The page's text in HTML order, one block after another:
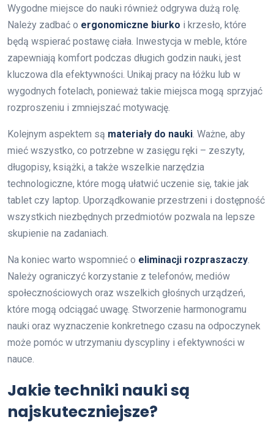
Wygodne miejsce do nauki również odgrywa dużą rolę.
Należy zadbać o ergonomiczne biurko i krzesło, które
będą wspierać postawę ciała. Inwestycja w meble, które
zapewniają komfort podczas długich godzin nauki, jest
kluczowa dla efektywności. Unikaj pracy na łóżku lub w
wygodnych fotelach, ponieważ takie miejsca mogą sprzyjać
rozproszeniu i zmniejszać motywację.
Kolejnym aspektem są materiały do nauki . Ważne, aby
mieć wszystko, co potrzebne w zasięgu ręki – zeszyty,
długopisy, książki, a także wszelkie narzędzia
technologiczne, które mogą ułatwić uczenie się, takie jak
tablet czy laptop. Uporządkowanie przestrzeni i dostępność
wszystkich niezbędnych przedmiotów pozwala na lepsze
skupienie na zadaniach.
Na koniec warto wspomnieć o eliminacji rozpraszaczy
Należy ograniczyć korzystanie z telefonów, mediów
społecznościowych oraz wszelkich głośnych urządzeń,
które mogą odciągać uwagę. Stworzenie harmonogramu
nauki oraz wyznaczenie konkretnego czasu na odpoczynek
może pomóc w utrzymaniu dyscypliny i efektywności w
nauce.
Jakie techniki nauki są
najskuteczniejsze?